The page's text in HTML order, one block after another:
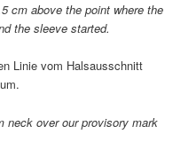
cm above the point where the
the sleeve started.
Linie vom Halsausschnitt
neck over our provisory mark